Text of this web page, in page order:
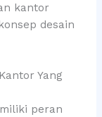
kantor
desain
Yang
peran